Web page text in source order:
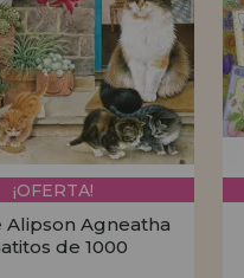
¡OFERTA!
Alipson Agneatha
de 1000